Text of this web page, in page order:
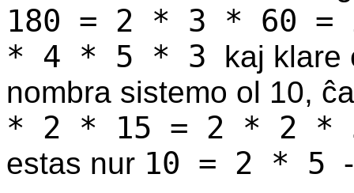
180 = 2 * 3 * 60
* 4 * 5 * 3 kaj klare
nombra sistemo ol 10,
* 2 * 15 = 2 * 2
estas nur 10 = 2 * 5